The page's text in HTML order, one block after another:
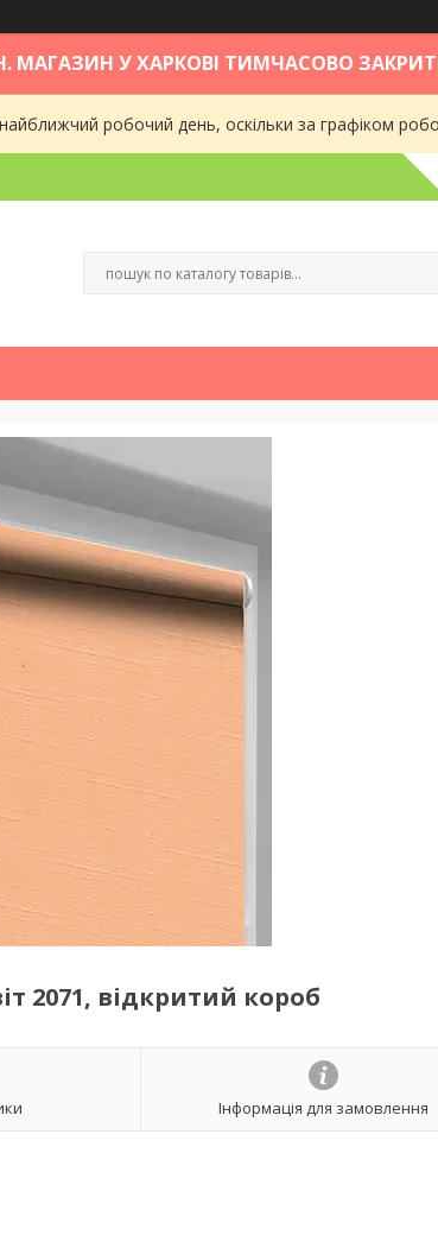
У ХАРКОВІ ТИМЧАСОВО
робочий день, оскільки за графіком
2071, відкритий короб
Інформація для замовлення